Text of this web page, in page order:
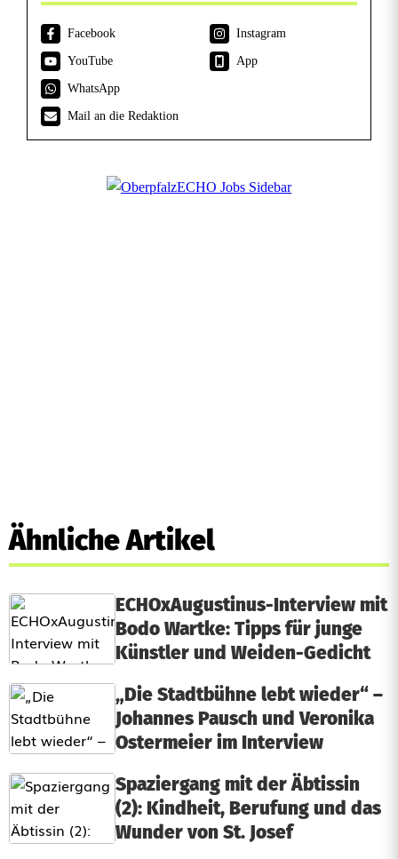
Facebook
Instagram
YouTube
App
WhatsApp
Mail an die Redaktion
Ähnliche Artikel
ECHOxAugustinus-Interview mit
Bodo Wartke: Tipps für junge
Künstler und Weiden-Gedicht
„Die Stadtbühne lebt wieder“ –
Johannes Pausch und Veronika
Ostermeier im Interview
Spaziergang mit der Äbtissin
(2): Kindheit, Berufung und das
Wunder von St. Josef